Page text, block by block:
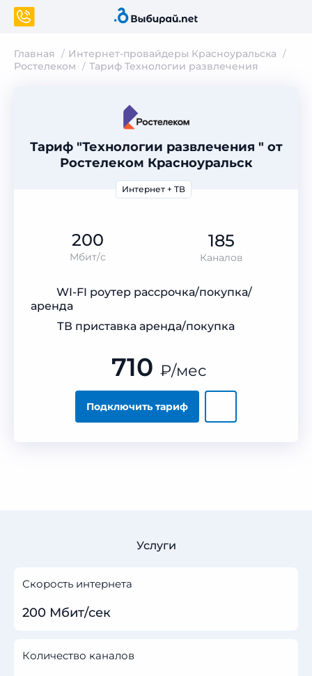
Главная
Интернет-провайдеры Красноуральска
Ростелеком
Тариф Технологии развлечения
Тариф "Технологии развлечения " от
Ростелеком Красноуральск
Интернет + ТВ
200
Мбит/с
185
Каналов
WI-FI роутер рассрочка/покупка/
аренда
ТВ приставка аренда/покупка
Подключить тариф
710 ₽/мес
Услуги
Скорость интернета
200 Мбит/сек
Количество каналов